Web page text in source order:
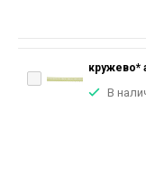
кружево*
В